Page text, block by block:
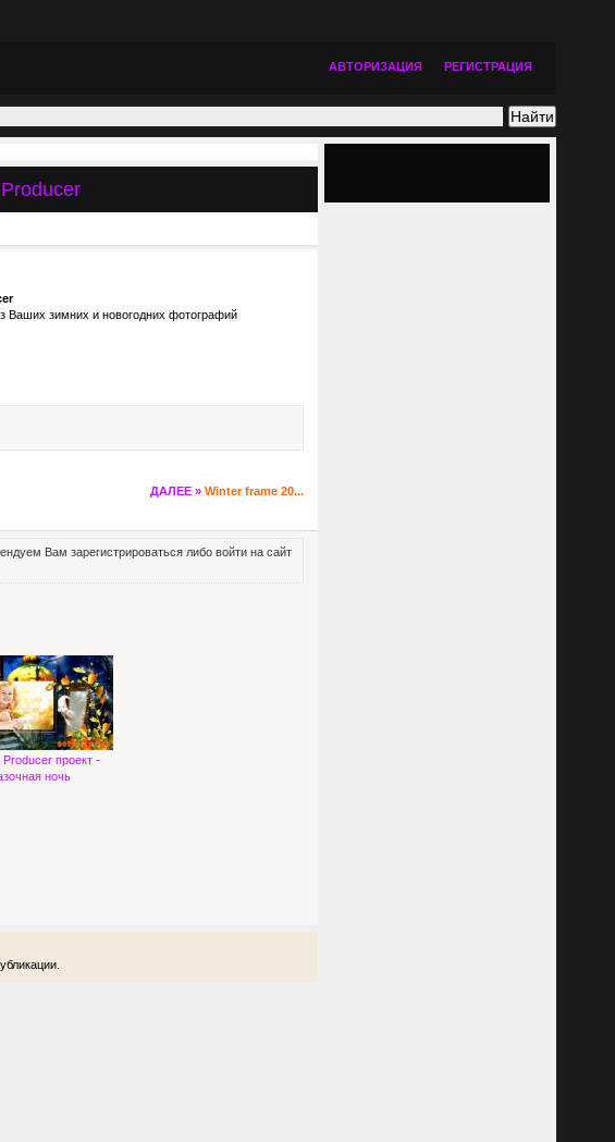
АВТОРИЗАЦИЯ РЕГИСТРАЦИЯ
Ваших зимних и новогодних фотографий
ДАЛЕЕ » Winter frame 20...
Вам зарегистрироваться либо войти на сайт
Producer проект -
ночь